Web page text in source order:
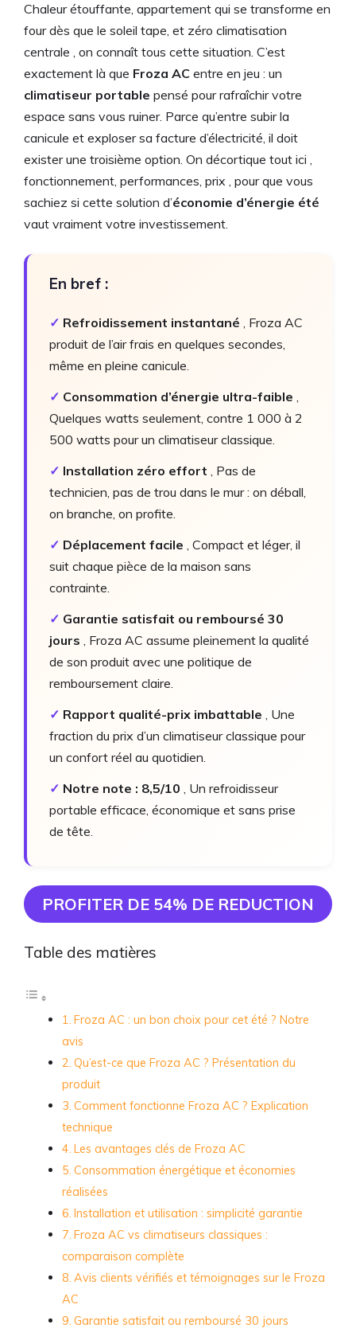
Chaleur étouffante, appartement qui se transforme en
four dès que le soleil tape, et zéro climatisation
centrale , on connaît tous cette situation. C’est
exactement là que Froza AC entre en jeu : un
climatiseur portable pensé pour rafraîchir votre
espace sans vous ruiner. Parce qu’entre subir la
canicule et exploser sa facture d’électricité, il doit
exister une troisième option. On décortique tout ici ,
fonctionnement, performances, prix , pour que vous
sachiez si cette solution d’économie d’énergie été
vaut vraiment votre investissement.
En bref :
✓ Refroidissement instantané , Froza AC
produit de l’air frais en quelques secondes,
même en pleine canicule.
✓ Consommation d’énergie ultra-faible ,
Quelques watts seulement, contre 1 000 à 2
500 watts pour un climatiseur classique.
✓ Installation zéro effort , Pas de
technicien, pas de trou dans le mur : on déball,
on branche, on profite.
✓ Déplacement facile , Compact et léger, il
suit chaque pièce de la maison sans
contrainte.
✓ Garantie satisfait ou remboursé 30
jours , Froza AC assume pleinement la qualité
de son produit avec une politique de
remboursement claire.
✓ Rapport qualité-prix imbattable , Une
fraction du prix d’un climatiseur classique pour
un confort réel au quotidien.
✓ Notre note : 8,5/10 , Un refroidisseur
portable efficace, économique et sans prise
de tête.
PROFITER DE 54% DE REDUCTION
Table des matières
Froza AC : un bon choix pour cet été ? Notre
avis
Qu’est-ce que Froza AC ? Présentation du
produit
Comment fonctionne Froza AC ? Explication
technique
Les avantages clés de Froza AC
Consommation énergétique et économies
réalisées
Installation et utilisation : simplicité garantie
Froza AC vs climatiseurs classiques :
comparaison complète
Avis clients vérifiés et témoignages sur le Froza
AC
Garantie satisfait ou remboursé 30 jours